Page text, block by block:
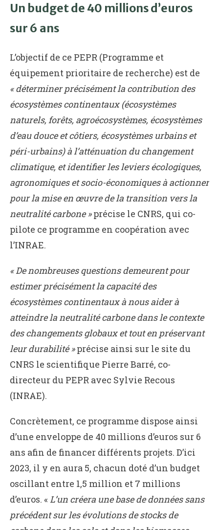
Un budget de 40 millions d’euros
sur 6 ans
L’objectif de ce PEPR (Programme et
équipement prioritaire de recherche) est de
« déterminer précisément la contribution des
écosystèmes continentaux (écosystèmes
naturels, forêts, agroécosystèmes, écosystèmes
d’eau douce et côtiers, écosystèmes urbains et
péri-urbains) à l’atténuation du changement
climatique, et identifier les leviers écologiques,
agronomiques et socio-économiques à actionner
pour la mise en œuvre de la transition vers la
neutralité carbone »précise le CNRS, qui co-
pilote ce programme en coopération avec
l’INRAE.
« De nombreuses questions demeurent pour
estimer précisément la capacité des
écosystèmes continentaux à nous aider à
atteindre la neutralité carbone dans le contexte
des changements globaux et tout en préservant
leur durabilité »précise ainsi sur le site du
CNRS le scientifique Pierre Barré, co-
directeur du PEPR avec Sylvie Recous
(INRAE).
Concrètement, ce programme dispose ainsi
d’une enveloppe de 40 millions d’euros sur 6
ans afin de financer différents projets. D’ici
2023, il y en aura 5, chacun doté d’un budget
oscillant entre 1,5 million et 7 millions
d’euros. « L’un créera une base de données sans
précédent sur les évolutions de stocks de